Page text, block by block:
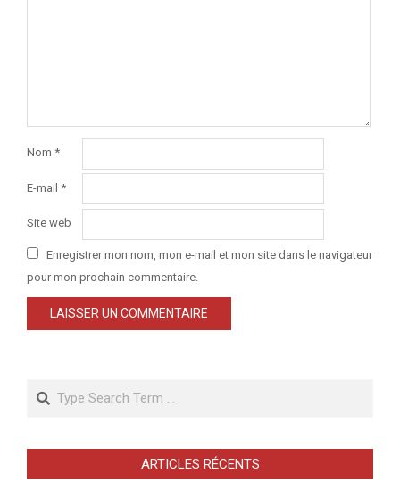
Nom *
E-mail *
Site web
Enregistrer mon nom, mon e-mail et mon site dans le navigateur
pour mon prochain commentaire.
ARTICLES RÉCENTS